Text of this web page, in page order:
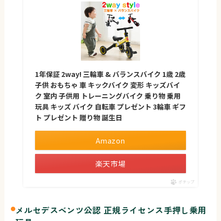
1年保証 2way! 三輪車 & バランスバイク 1歳 2歳
子供 おもちゃ 車 キックバイク 変形 キッズバイ
ク 室内 子供用 トレーニングバイク 乗り物 乗用
玩具 キッズ バイク 自転車 プレゼント 3輪車 ギフ
ト プレゼント 贈り物 誕生日
Amazon
楽天市場
ポチップ
メルセデスベンツ公認 正規ライセンス手押し乗用